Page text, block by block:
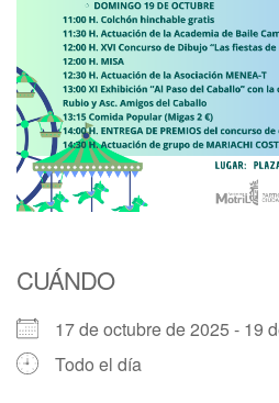
CUÁNDO
17 de octubre de 2025 - 19
Todo el día